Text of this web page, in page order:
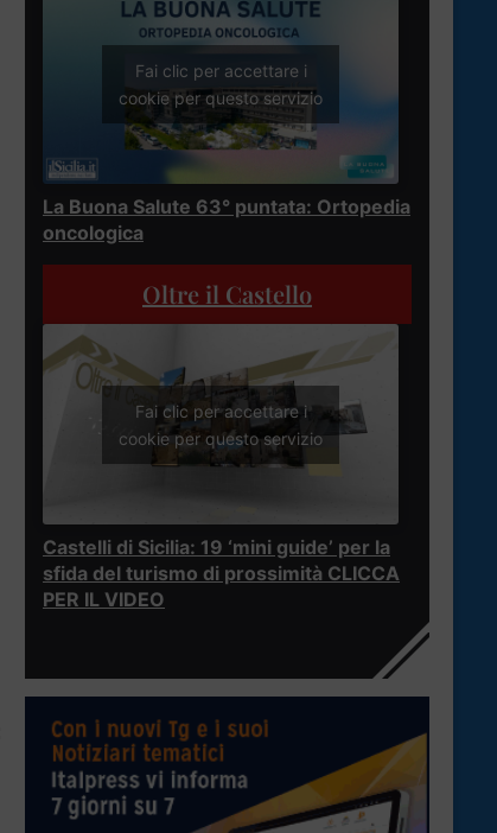
Fai clic per accettare i
cookie per questo servizio
La Buona Salute 63° puntata: Ortopedia
oncologica
Oltre il Castello
Fai clic per accettare i
cookie per questo servizio
Castelli di Sicilia: 19 ‘mini guide’ per la
sfida del turismo di prossimità CLICCA
PER IL VIDEO